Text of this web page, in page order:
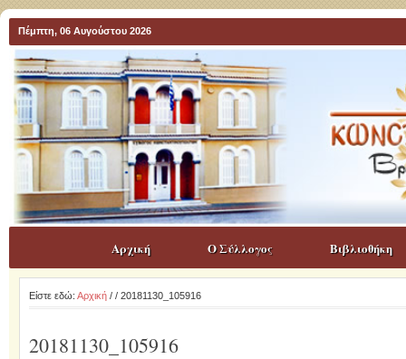
Πέμπτη, 06 Αυγούστου 2026
Αρχική Ο Σύλλογος Βιβλιοθήκη
Είστε εδώ: Αρχική/ / 20181130_105916
20181130_105916